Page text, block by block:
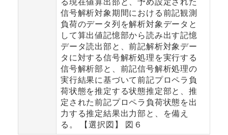
信号解析対象期間における前記観測
負荷のデータ列を解析対象データと
して算出値記憶部から読み出す記憶
データ読出部と、前記解析対象デー
タに対する信号解析処理を実行する
信号解析部と、前記信号解析処理の
実行結果に基づいて前記プロペラ負
荷状態を推定する状態推定部と、推
定された前記プロペラ負荷状態を出
力する推定結果出力部と、を備え
る。 【選択図】 図６